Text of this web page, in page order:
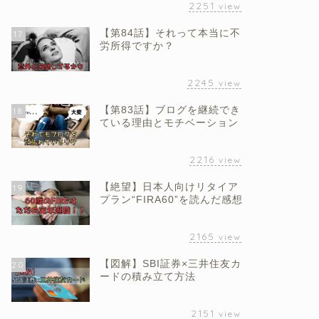
2251 view
17
【第84話】それって本当に不
労所得ですか？
2245 view
18
【第83話】ブログを継続でき
ている理由とモチベーション
2216 view
19
【絶望】日本人向けリタイア
プラン“FIRA60”を読んだ感想
2165 view
20
【図解】SBI証券×三井住友カ
ードの積み立て方法
2151 view